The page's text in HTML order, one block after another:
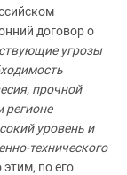
договор о
угрозы
прочной
регионе
уровень и
технического
по его